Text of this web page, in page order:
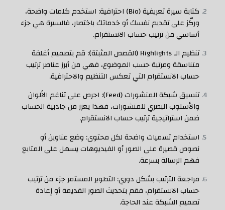
كتابة سيرة تعريفية (Bio) احترافية: استخدم كلمات واضحة،
وركّز على تقديم نفسك أو خدماتك باختصار، فالسيرة هي جزء
أساسي من ترتيب حساب الانستقرام.
تنظيم الـ Highlights (القصص المثبتة): قم بتصميم أغلفة
متناسقة ومرتبة حسب الموضوع، فهي من أبرز عناصر ترتيب
حساب الانستقرام التي تعكس التنظيم والاحترافية.
تنسيق شبكة المنشورات (Feed): احرص على تناغم الألوان
والأسلوب البصري للمنشورات، فهذا يعزز من جاذبية الحساب
ضمن استراتيجية ترتيب حساب الانستقرام.
استخدام تسميات واضحة لكل محتوى: وضع عناوين أو
نصوص قصيرة على الصور أو الفيديوهات يسهل على المتابع
فهم الرسالة بسرعة.
مراجعة الترتيب بشكل دوري: التطوير المستمر جزء من ترتيب
حساب الانستقرام، فقم بتحديث الصور القديمة أو إعادة
تصميم الشبكة عند الحاجة.